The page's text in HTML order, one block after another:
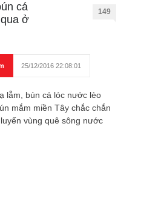
cá
ở
149
25/12/2016 22:08:01
lẫm, bún cá lóc nước lèo
mắm miền Tây chắc chắn
vùng quê sông nước